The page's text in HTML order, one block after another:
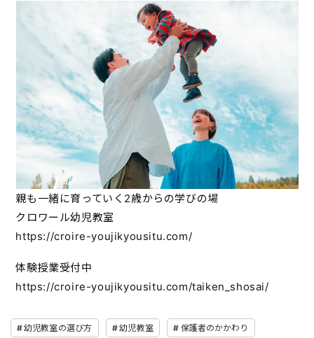
親も一緒に育っていく2歳からの学びの場
クロワール幼児教室
https://croire-youjikyousitu.com/
体験授業受付中
https://croire-youjikyousitu.com/taiken_shosai/
幼児教室の選び方 幼児教室 保護者のかかわり